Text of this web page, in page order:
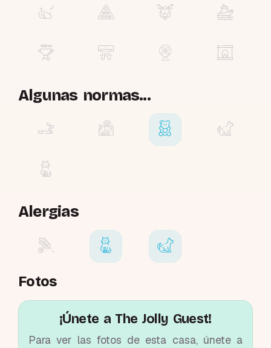
Algunas normas...
Alergias
Fotos
¡Únete a The Jolly Guest!
Para ver las fotos de esta casa, únete a